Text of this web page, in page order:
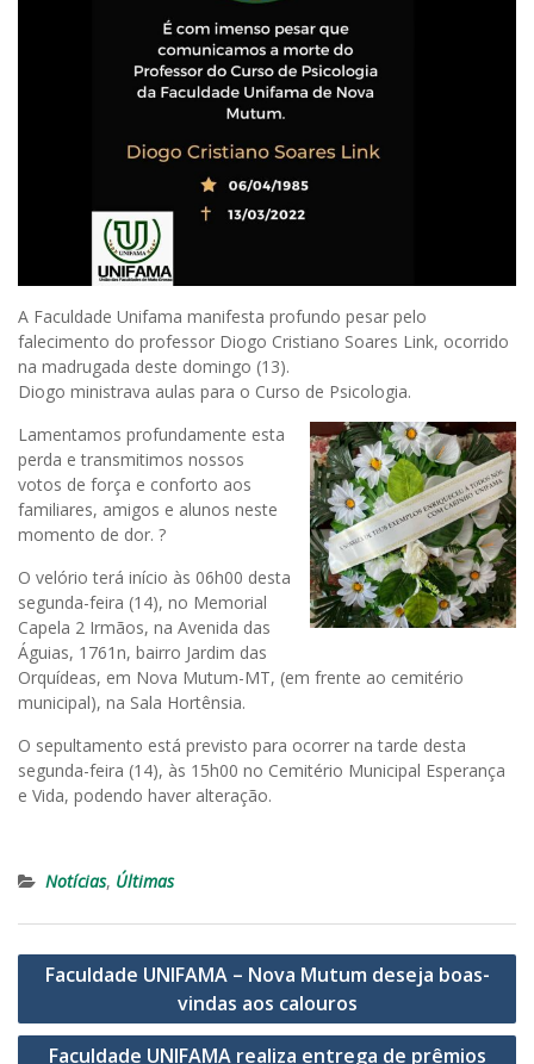
A Faculdade Unifama manifesta profundo pesar pelo
falecimento do professor Diogo Cristiano Soares Link, ocorrido
na madrugada deste domingo (13).
Diogo ministrava aulas para o Curso de Psicologia.
Lamentamos profundamente esta
perda e transmitimos nossos
votos de força e conforto aos
familiares, amigos e alunos neste
momento de dor. ?
O velório terá início às 06h00 desta
segunda-feira (14), no Memorial
Capela 2 Irmãos, na Avenida das
Águias, 1761n, bairro Jardim das
Orquídeas, em Nova Mutum-MT, (em frente ao cemitério
municipal), na Sala Hortênsia.
O sepultamento está previsto para ocorrer na tarde desta
segunda-feira (14), às 15h00 no Cemitério Municipal Esperança
e Vida, podendo haver alteração.
Notícias, Últimas
Navegação
Post
Faculdade UNIFAMA – Nova Mutum deseja boas-
vindas aos calouros
Faculdade UNIFAMA realiza entrega de prêmios